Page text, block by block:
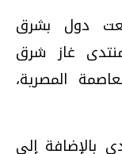
دول بشرق
غاز شرق
المصرية،
بالإضافة إلى